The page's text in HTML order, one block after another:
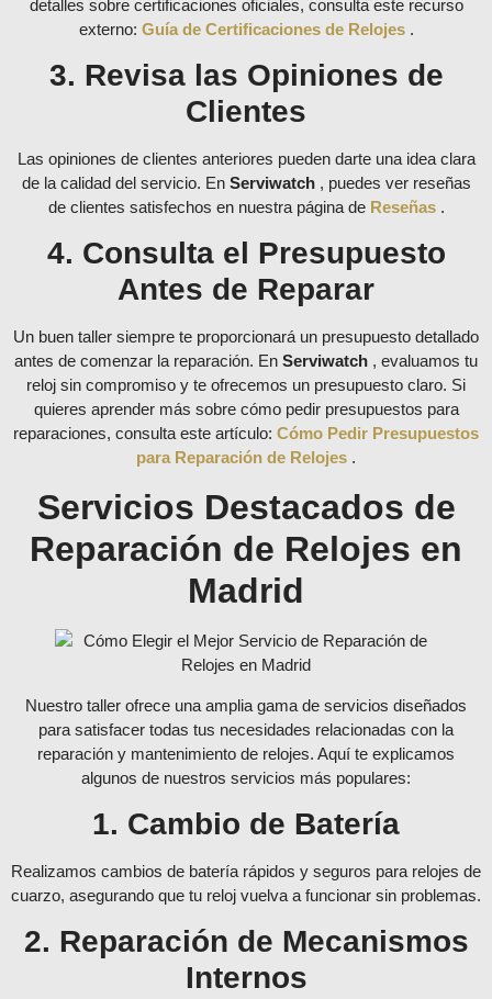
detalles sobre certificaciones oficiales, consulta este recurso
externo: Guía de Certificaciones de Relojes .
3. Revisa las Opiniones de
Clientes
Las opiniones de clientes anteriores pueden darte una idea clara
de la calidad del servicio. En Serviwatch , puedes ver reseñas
de clientes satisfechos en nuestra página de Reseñas .
4. Consulta el Presupuesto
Antes de Reparar
Un buen taller siempre te proporcionará un presupuesto detallado
antes de comenzar la reparación. En Serviwatch , evaluamos tu
reloj sin compromiso y te ofrecemos un presupuesto claro. Si
quieres aprender más sobre cómo pedir presupuestos para
reparaciones, consulta este artículo: Cómo Pedir Presupuestos
para Reparación de Relojes .
Servicios Destacados de
Reparación de Relojes en
Madrid
Nuestro taller ofrece una amplia gama de servicios diseñados
para satisfacer todas tus necesidades relacionadas con la
reparación y mantenimiento de relojes. Aquí te explicamos
algunos de nuestros servicios más populares:
1. Cambio de Batería
Realizamos cambios de batería rápidos y seguros para relojes de
cuarzo, asegurando que tu reloj vuelva a funcionar sin problemas.
2. Reparación de Mecanismos
Internos